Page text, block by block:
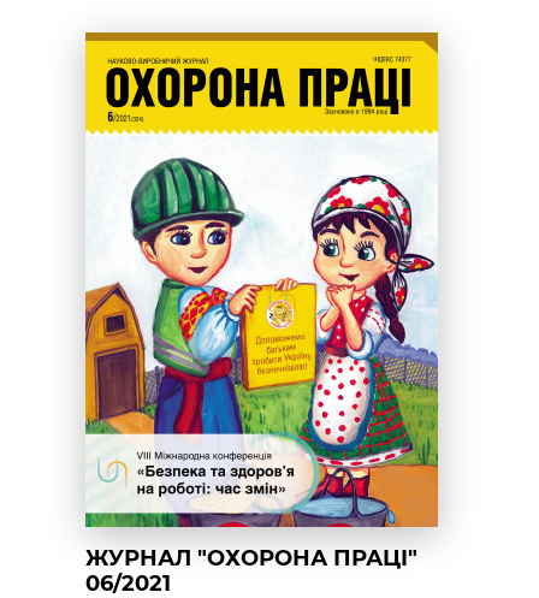
ЖУРНАЛ "ОХОРОНА ПРАЦІ"
06/2021